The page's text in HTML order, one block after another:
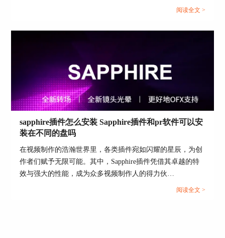
视后期制作都涉及到哪些方面 如何用sapphire插件轻松做好
阅读全文 >
sapphire插件怎么安装 Sapphire插件和pr软件可以安
装在不同的盘吗
在视频制作的浩瀚世界里，各类插件宛如闪耀的星辰，为创
作者们赋予无限可能。其中，Sapphire插件凭借其卓越的特
效与强大的性能，成为众多视频制作人的得力伙
伴。“sapphire插件怎么安装Sapphire插件和pr软件可以安装在
阅读全文 >